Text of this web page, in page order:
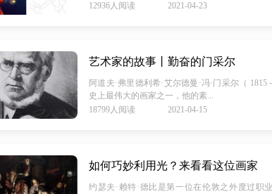
12936人阅读
2021-04-23
艺术家的故事丨勤奋的门采尔
阿道夫·弗里德利希·艾尔德曼·冯·门采尔（ 1815
史上最伟大的画家之一，他的素...
18799人阅读
2021-04-15
如何巧妙利用光？来看看这位画家
约瑟夫·赖特·德比是第一位在伦敦之外度过职